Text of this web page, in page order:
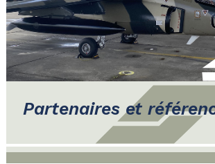
PARTENAIRES ET RÉFÉRENCES
CONTACT
FR EN
Partenaires et